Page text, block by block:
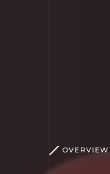
OVERVIEW